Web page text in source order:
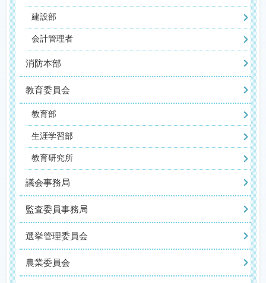
建設部
会計管理者
消防本部
教育委員会
教育部
生涯学習部
教育研究所
議会事務局
監査委員事務局
選挙管理委員会
農業委員会